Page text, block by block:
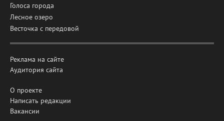
Голоса города
Лесное озеро
Весточка с передовой
Реклама на сайте
Аудитория сайта
О проекте
Написать редакции
Вакансии